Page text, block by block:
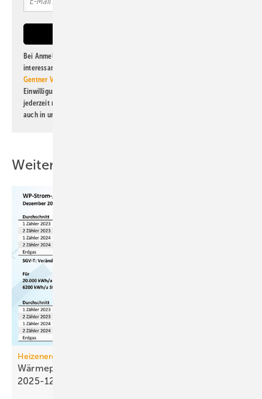
Bei Anmeldung zu diesem Newsletter bin ich damit einverstanden, über
interessante Verlags- und Online-Angebote
Gentner Verlag GmbH & Co. KG
Einwilligung kann ich jederzeit widerrufen und eine Abmeldung ist
jederzeit möglich. Informationen zum Umgang mit Daten finden Sie
auch in unserer
Weitere Inhalte
Heizenergiekosten
Wärmepumpen­strom-/Gas­preis-Baro­meter
2025-12